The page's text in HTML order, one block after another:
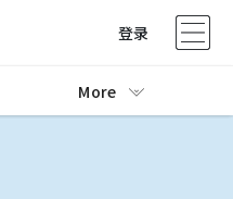
登录
More